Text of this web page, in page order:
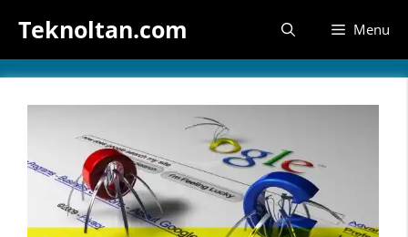
atlaTeknoltan.com Menu